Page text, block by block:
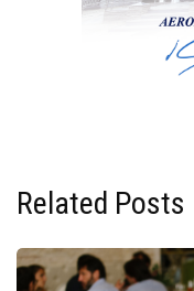
Related Posts